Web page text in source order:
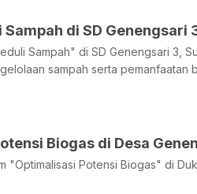
Mahasiswa KKN Tim 1 UNDIP Gelar Program Peduli Sampah di SD
Sampah" di SD Genengsari 3,
sampah serta pemanfaatan
Biogas di Desa
"Optimalisasi Potensi Biogas" di